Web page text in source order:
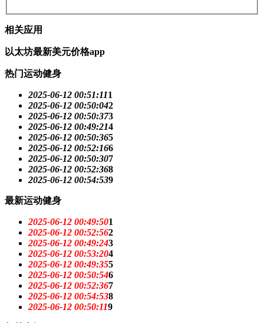
相关应用
以太坊最新美元价格app
热门运动健身
2025-06-12 00:51:111
2025-06-12 00:50:042
2025-06-12 00:50:373
2025-06-12 00:49:214
2025-06-12 00:50:365
2025-06-12 00:52:166
2025-06-12 00:50:307
2025-06-12 00:52:368
2025-06-12 00:54:539
最新运动健身
2025-06-12 00:49:501
2025-06-12 00:52:562
2025-06-12 00:49:243
2025-06-12 00:53:204
2025-06-12 00:49:355
2025-06-12 00:50:546
2025-06-12 00:52:367
2025-06-12 00:54:538
2025-06-12 00:50:119